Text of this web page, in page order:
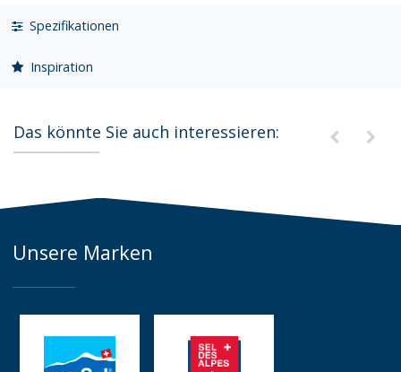
Spezifikationen
Inspiration
Das könnte Sie auch interessieren:
Unsere Marken